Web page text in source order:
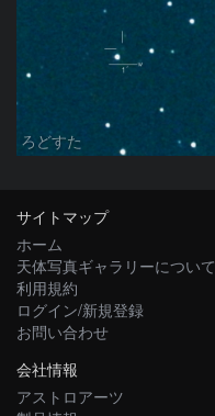
ろどすた
サイトマップ
ホーム
天体写真ギャラリーについて
利用規約
ログイン/新規登録
お問い合わせ
会社情報
アストロアーツ